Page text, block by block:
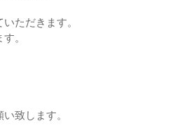
ただきます。
。
致します。